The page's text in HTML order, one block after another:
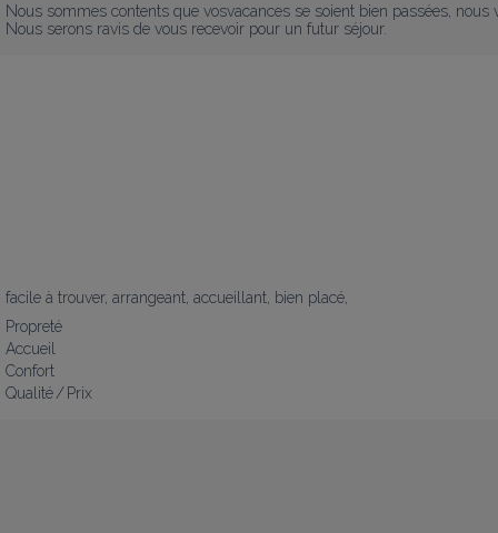
Nous sommes contents que vosvacances se soient bien passées,
Nous serons ravis de vous recevoir pour un futur séjour.
facile à trouver, arrangeant, accueillant, bien placé,
Propreté
Accueil
Confort
Qualité / Prix